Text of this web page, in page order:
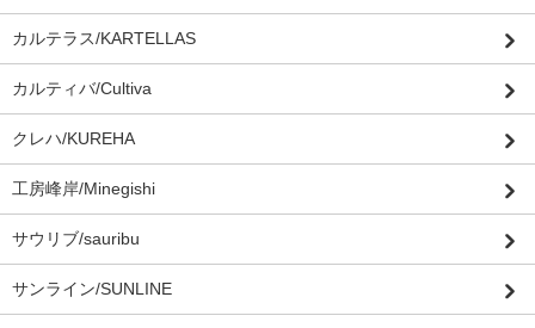
カルテラス/KARTELLAS
カルティバ/Cultiva
クレハ/KUREHA
工房峰岸/Minegishi
サウリブ/sauribu
サンライン/SUNLINE